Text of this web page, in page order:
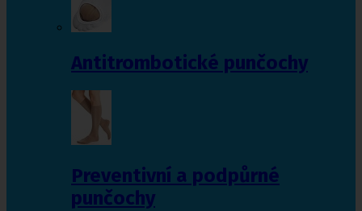
Antitrombotické punčochy
Preventivní a podpůrné
punčochy